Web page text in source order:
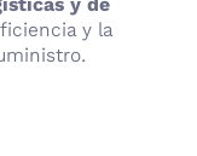
y de
y la